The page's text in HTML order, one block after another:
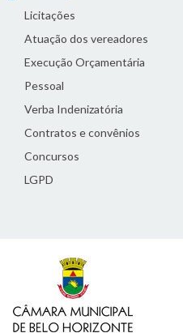
Licitações
Atuação dos vereadores
Execução Orçamentária
Pessoal
Verba Indenizatória
Contratos e convênios
Concursos
LGPD